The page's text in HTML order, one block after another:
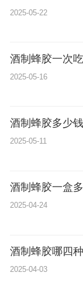
2025-05-22
酒制蜂胶一次
2025-05-16
酒制蜂胶多少
2025-05-11
酒制蜂胶一盒
2025-04-24
酒制蜂胶哪四
2025-04-03